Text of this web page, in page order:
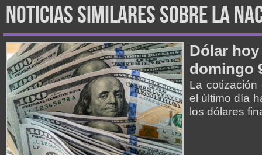
noticias similares sobre la
Dólar
domingo
La
el último día
los dólares